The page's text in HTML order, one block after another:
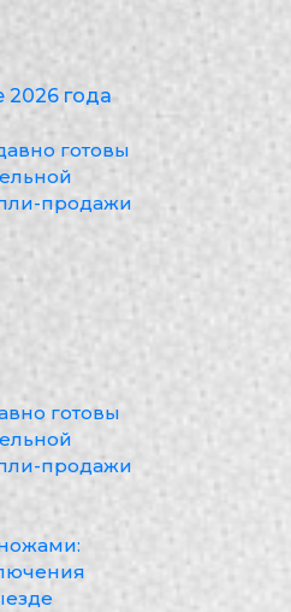
2026 года
готовы
продажи